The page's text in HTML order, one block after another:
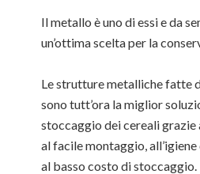
Il metallo è uno di essi e da
un’ottima scelta per la
Le strutture metalliche fatte
sono tutt’ora la miglior
stoccaggio dei cereali
al facile montaggio,
al basso costo di stoccaggio.